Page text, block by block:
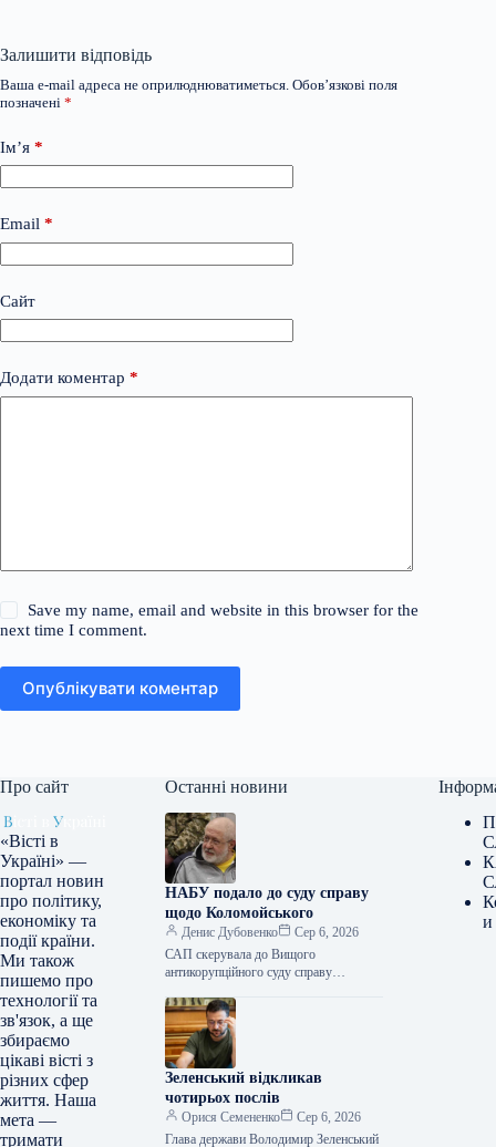
Залишити відповідь
Ваша e-mail адреса не оприлюднюватиметься. Обов’язкові поля
позначені *
Ім’я *
Email *
Сайт
Додати коментар *
Save my name, email and website in this browser for the
next time I comment.
Опублікувати коментар
Про сайт
«Вісті в
Україні» —
портал новин
про політику,
економіку та
події країни.
Ми також
пишемо про
технології та
зв'язок, а ще
збираємо
цікаві вісті з
різних сфер
життя. Наша
мета —
тримати
Останні новини
НАБУ подало до суду справу
щодо Коломойського
Денис Дубовенко
Сер 6, 2026
САП скерувала до Вищого
антикорупційного суду справу
бенефіціарного власника ПАТ КБ
«ПриватБанк» та п’ятьох
експрацівників банку, яких…
Зеленський відкликав
чотирьох послів
Орися Семененко
Сер 6, 2026
Глава держави Володимир Зеленський
и